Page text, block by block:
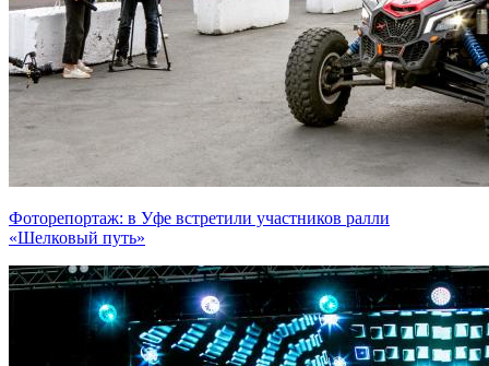
Фоторепортаж: в Уфе встретили участников ралли
«Шелковый путь»